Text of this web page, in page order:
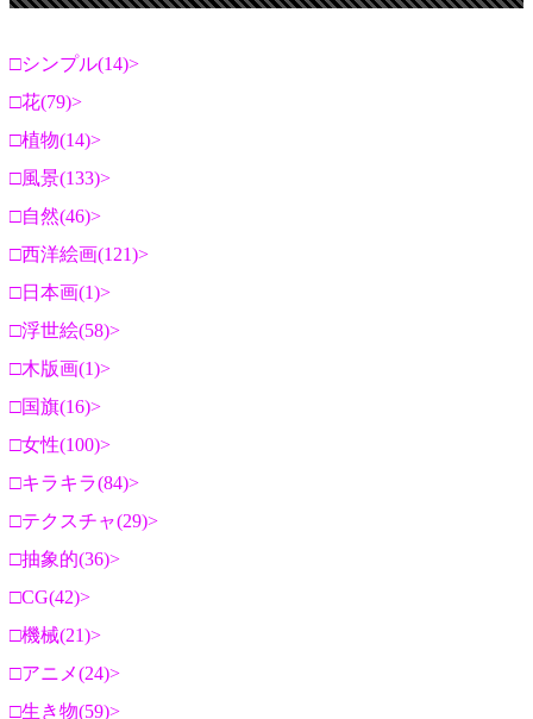
シンプル(14)
花(79)
植物(14)
風景(133)
自然(46)
西洋絵画(121)
日本画(1)
浮世絵(58)
木版画(1)
国旗(16)
女性(100)
キラキラ(84)
テクスチャ(29)
抽象的(36)
CG(42)
機械(21)
アニメ(24)
生き物(59)